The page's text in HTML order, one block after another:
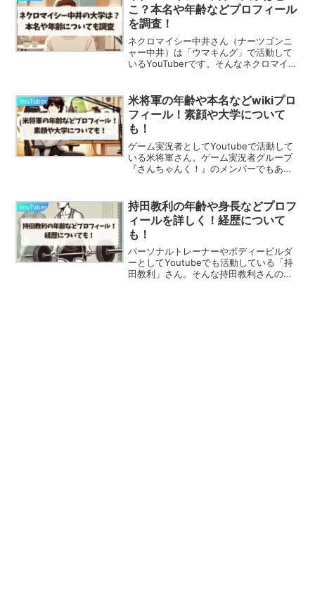
との絆を深めるための新たな...
こ？本名や年齢などプロフィール
を調査！
ネクロマイシー中井さん（ナーツゴンニ
ャー中井）は「ウマキんグ」で活動して
いるYouTuberです。そんなネクロマイシ
いでしょうか。YouTubeでは競馬の予想
などを投稿...
YouTuber
米将軍の年齢や本名などwikiプロ
フィール！素顔や大学について
も！
ゲーム実況者としてYoutubeで活動して
いる米将軍さん。ゲーム実況者グループ
『さんちゃんく！』のメンバーでもあ
の年齢や本名などプロフィール、また素
顔や大学について詳し...
YouTuber
持田教利の年齢や身長などプロフ
ィールを詳しく！経歴について
も！
パーソナルトレーナーやボディービルダ
ーとしてYoutubeでも活動している「持
田教利」さん。そんな持田教利さんの年